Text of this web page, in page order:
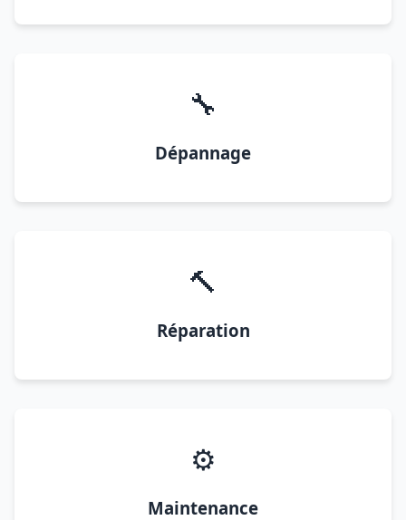
🔧
Dépannage
🔨
Réparation
⚙️
Maintenance